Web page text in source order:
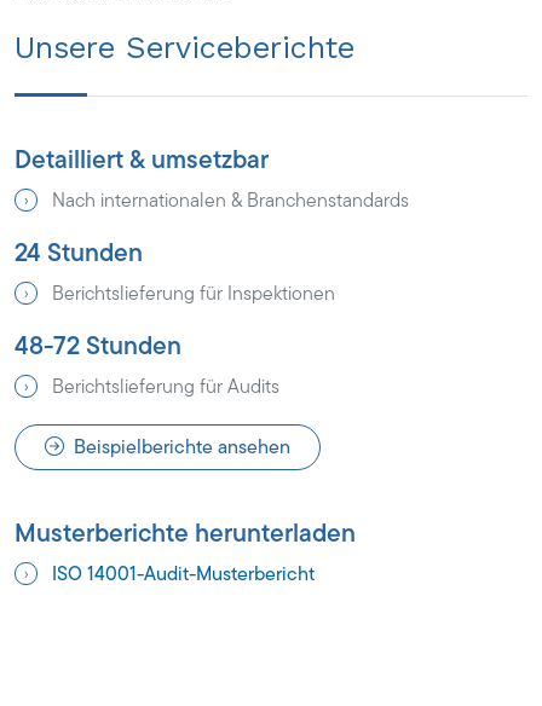
Unsere Serviceberichte
Detailliert & umsetzbar
Nach internationalen & Branchenstandards
24 Stunden
Berichtslieferung für Inspektionen
48-72 Stunden
Berichtslieferung für Audits
Beispielberichte ansehen
Musterberichte herunterladen
ISO 14001-Audit-Musterbericht